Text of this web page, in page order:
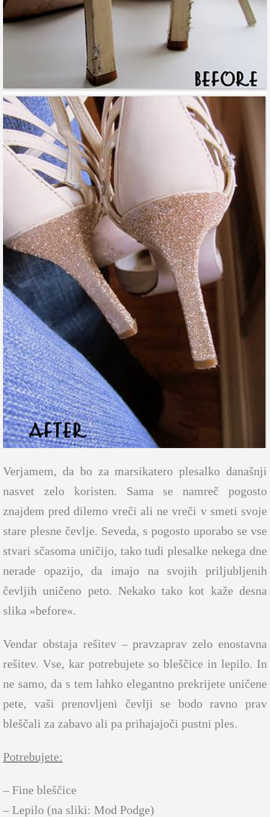
Verjamem, da bo za marsikatero plesalko današnji
nasvet zelo koristen. Sama se namreč pogosto
znajdem pred dilemo vreči ali ne vreči v smeti svoje
stare plesne čevlje. Seveda, s pogosto uporabo se vse
stvari sčasoma uničijo, tako tudi plesalke nekega dne
nerade opazijo, da imajo na svojih priljubljenih
čevljih uničeno peto. Nekako tako kot kaže desna
slika »before«.
Vendar obstaja rešitev – pravzaprav zelo enostavna
rešitev. Vse, kar potrebujete so bleščice in lepilo. In
ne samo, da s tem lahko elegantno prekrijete uničene
pete, vaši prenovljeni čevlji se bodo ravno prav
bleščali za zabavo ali pa prihajajoči pustni ples.
Potrebujete:
– Fine bleščice
– Lepilo (na sliki: Mod Podge)